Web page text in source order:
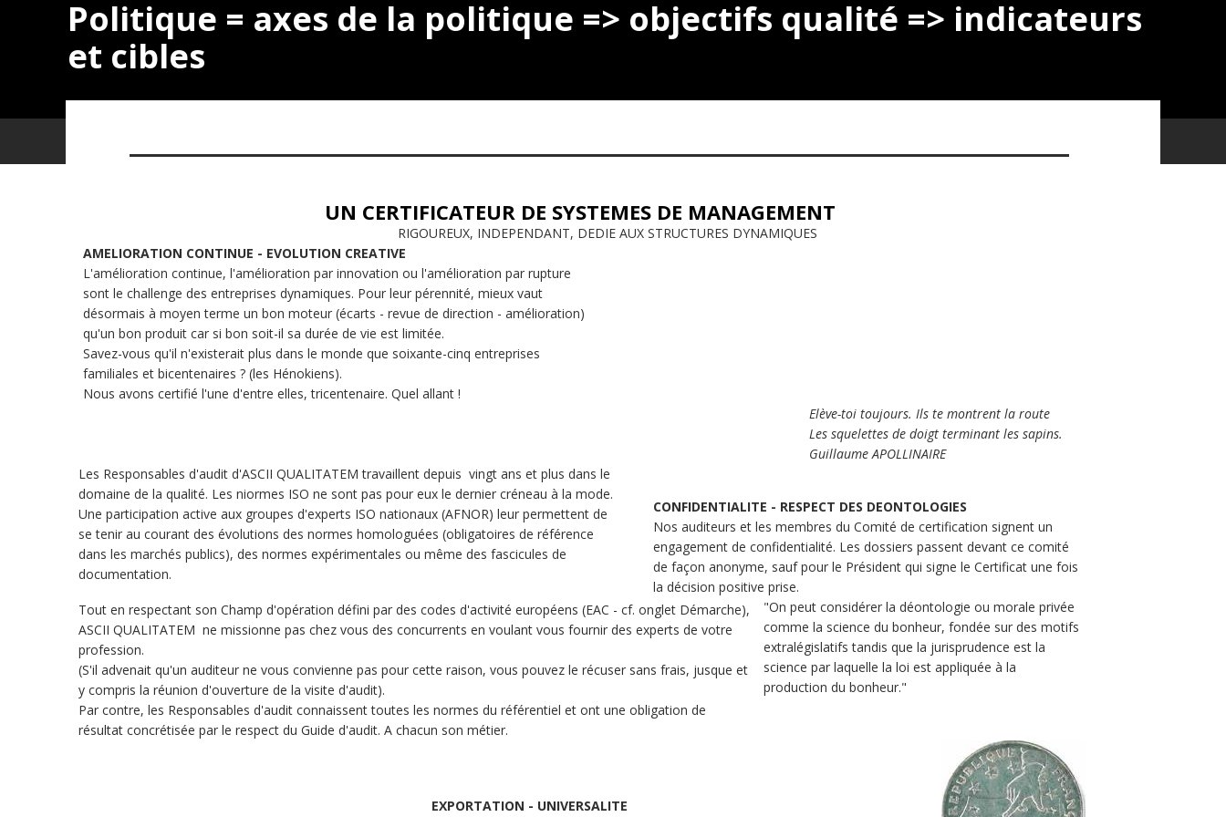
Politique = axes de la politique => objectifs qualité => indicateurs
et cibles
UN CERTIFICATEUR DE SYSTEMES DE MANAGEMENT
RIGOUREUX, INDEPENDANT, DEDIE AUX STRUCTURES DYNAMIQUES
AMELIORATION CONTINUE - EVOLUTION CREATIVE
L'amélioration continue, l'amélioration par innovation ou l'amélioration par rupture
sont le challenge des entreprises dynamiques. Pour leur pérennité, mieux vaut
désormais à moyen terme un bon moteur (écarts - revue de direction - amélioration)
qu'un bon produit car si bon soit-il sa durée de vie est limitée.
Savez-vous qu'il n'existerait plus dans le monde que soixante-cinq entreprises
familiales et bicentenaires ? (les Hénokiens).
Nous avons certifié l'une d'entre elles, tricentenaire. Quel allant !
Elève-toi toujours. Ils te montrent la route
Les squelettes de doigt terminant les sapins.
Guillaume APOLLINAIRE
Les Responsables d'audit d'ASCII QUALITATEM travaillent depuis vingt ans et plus dans le
domaine de la qualité. Les niormes ISO ne sont pas pour eux le dernier créneau à la mode.
Une participation active aux groupes d'experts ISO nationaux (AFNOR) leur permettent de
se tenir au courant des évolutions des normes homologuées (obligatoires de référence
dans les marchés publics), des normes expérimentales ou même des fascicules de
documentation.
CONFIDENTIALITE - RESPECT DES DEONTOLOGIES
Nos auditeurs et les membres du Comité de certification signent un
engagement de confidentialité. Les dossiers passent devant ce comité
de façon anonyme, sauf pour le Président qui signe le Certificat une fois
la décision positive prise.
Tout en respectant son Champ d'opération défini par des codes d'activité européens (EAC - cf. onglet Démarche),
ASCII QUALITATEM ne missionne pas chez vous des concurrents en voulant vous fournir des experts de votre
profession.
(S'il advenait qu'un auditeur ne vous convienne pas pour cette raison, vous pouvez le récuser sans frais, jusque et
y compris la réunion d'ouverture de la visite d'audit).
Par contre, les Responsables d'audit connaissent toutes les normes du référentiel et ont une obligation de
résultat concrétisée par le respect du Guide d'audit. A chacun son métier.
"On peut considérer la déontologie ou morale privée
comme la science du bonheur, fondée sur des motifs
extralégislatifs tandis que la jurisprudence est la
science par laquelle la loi est appliquée à la
production du bonheur."
EXPORTATION - UNIVERSALITE